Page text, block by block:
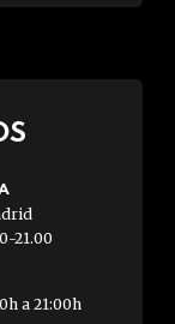
21.00
a 21:00h